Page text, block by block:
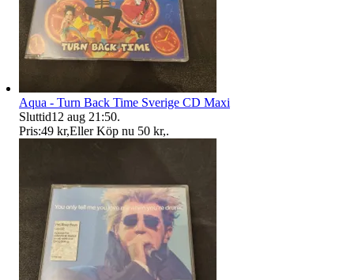
Aqua - Turn Back Time Sverige CD Maxi
Sluttid12 aug 21:50.
Pris:49 kr,Eller Köp nu 50 kr,.